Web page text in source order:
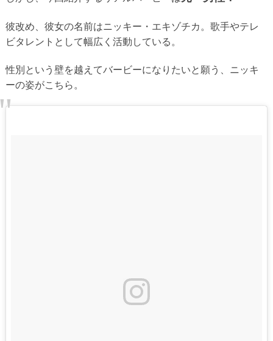
彼改め、彼女の名前はニッキー・エキゾチカ。歌手やテレ
ビタレントとして幅広く活動している。
性別という壁を越えてバービーになりたいと願う、ニッキ
ーの姿がこちら。